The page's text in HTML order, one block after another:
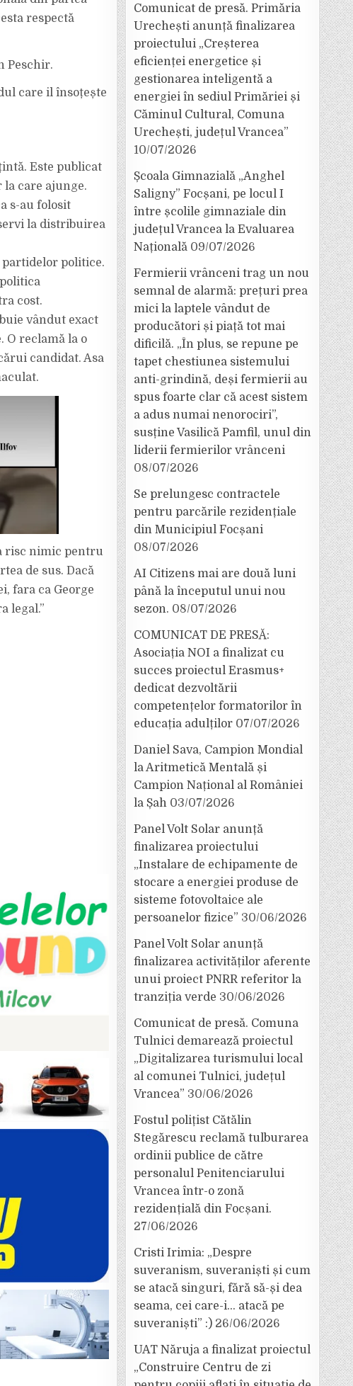
respectă
Peschir.
care il însoțește
Este publicat
care ajunge.
s-au folosit
la distribuirea
politice.
cost.
vândut exact
O reclamă la o
candidat. Asa
risc nimic pentru
de sus. Dacă
fara ca George
legal.”
Comunicat de presă. Primăria
Urechești anunță finalizarea
proiectului „Creșterea
eficienței energetice și
gestionarea inteligentă a
energiei în sediul Primăriei și
Căminul Cultural, Comuna
Urechești, județul Vrancea”
10/07/2026
Școala Gimnazială „Anghel
Saligny” Focșani, pe locul I
între școlile gimnaziale din
județul Vrancea la Evaluarea
Națională 09/07/2026
Fermierii vrânceni trag un nou
semnal de alarmă: prețuri prea
mici la laptele vândut de
producători și piață tot mai
dificilă. „În plus, se repune pe
tapet chestiunea sistemului
anti-grindină, deși fermierii au
spus foarte clar că acest sistem
a adus numai nenorociri”,
susține Vasilică Pamfil, unul din
liderii fermierilor vrânceni
08/07/2026
Se prelungesc contractele
pentru parcările rezidențiale
din Municipiul Focșani
08/07/2026
AI Citizens mai are două luni
până la începutul unui nou
sezon. 08/07/2026
COMUNICAT DE PRESĂ:
Asociația NOI a finalizat cu
succes proiectul Erasmus+
dedicat dezvoltării
competențelor formatorilor în
educația adulților 07/07/2026
Daniel Sava, Campion Mondial
la Aritmetică Mentală și
Campion Național al României
la Șah 03/07/2026
Panel Volt Solar anunță
finalizarea proiectului
„Instalare de echipamente de
stocare a energiei produse de
sisteme fotovoltaice ale
persoanelor fizice” 30/06/2026
Panel Volt Solar anunță
finalizarea activităților aferente
unui proiect PNRR referitor la
tranziția verde 30/06/2026
Comunicat de presă. Comuna
Tulnici demarează proiectul
„Digitalizarea turismului local
al comunei Tulnici, județul
Vrancea” 30/06/2026
Fostul polițist Cătălin
Stegărescu reclamă tulburarea
ordinii publice de către
personalul Penitenciarului
Vrancea într-o zonă
rezidențială din Focșani.
27/06/2026
Cristi Irimia: „Despre
suveranism, suveraniști și cum
se atacă singuri, fără să-și dea
seama, cei care-i… atacă pe
suveraniști” :) 26/06/2026
UAT Năruja a finalizat proiectul
„Construire Centru de zi